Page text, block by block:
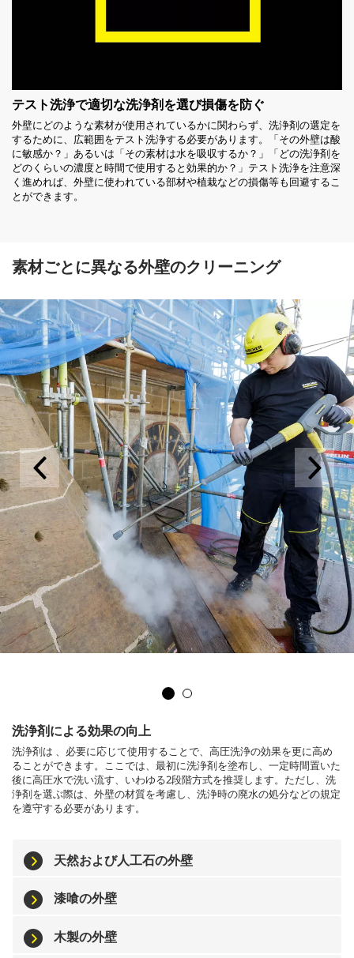
テスト洗浄で適切な洗浄剤を選び損傷を防ぐ
外壁にどのような素材が使用されているかに関わらず、洗浄剤の選定を
するために、広範囲をテスト洗浄する必要があります。「その外壁は酸
に敏感か？」あるいは「その素材は水を吸収するか？」「どの洗浄剤を
どのくらいの濃度と時間で使用すると効果的か？」テスト洗浄を注意深
く進めれば、外壁に使われている部材や植栽などの損傷等も回避するこ
とができます。
素材ごとに異なる外壁のクリーニング
洗浄剤による効果の向上
洗浄剤は 、必要に応じて使用することで、高圧洗浄の効果を更に高め
ることができます。ここでは、最初に洗浄剤を塗布し、一定時間置いた
後に高圧水で洗い流す、いわゆる2段階方式を推奨します。ただし、洗
浄剤を選ぶ際は、外壁の材質を考慮し、洗浄時の廃水の処分などの規定
を遵守する必要があります。
天然および人工石の外壁
漆喰の外壁
木製の外壁